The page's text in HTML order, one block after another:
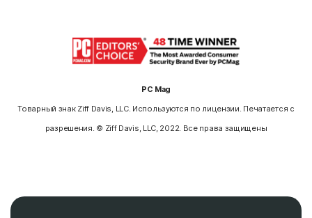
PC Mag
Товарный знак Ziff Davis, LLC. Используются по лицензии. Печатается с
разрешения. © Ziff Davis, LLC, 2022. Все права защищены